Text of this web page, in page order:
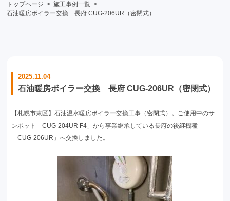
トップページ > 施工事例一覧 >
石油暖房ボイラー交換 長府 CUG-206UR（密閉式）
2025.11.04
石油暖房ボイラー交換 長府 CUG-206UR（密閉式）
【札幌市東区】石油温水暖房ボイラー交換工事（密閉式）。ご使用中のサ
ンポット「CUG-204UR F4」から事業継承している長府の後継機種
「CUG-206UR」へ交換しました。